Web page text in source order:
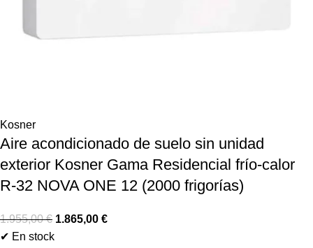
Kosner
Aire acondicionado de suelo sin unidad
exterior Kosner Gama Residencial frío-calor
R-32 NOVA ONE 12 (2000 frigorías)
1.955,00€ 1.865,00 €
✔ En stock